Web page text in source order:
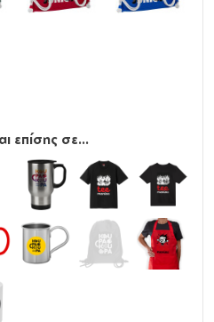
επίσης σε...